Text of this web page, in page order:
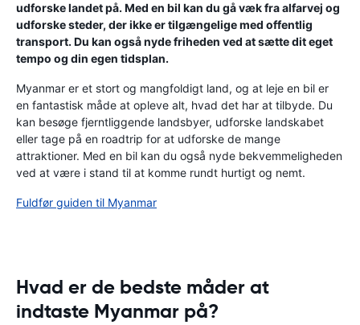
udforske landet på. Med en bil kan du gå væk fra alfarvej og
udforske steder, der ikke er tilgængelige med offentlig
transport. Du kan også nyde friheden ved at sætte dit eget
tempo og din egen tidsplan.
Myanmar er et stort og mangfoldigt land, og at leje en bil er
en fantastisk måde at opleve alt, hvad det har at tilbyde. Du
kan besøge fjerntliggende landsbyer, udforske landskabet
eller tage på en roadtrip for at udforske de mange
attraktioner. Med en bil kan du også nyde bekvemmeligheden
ved at være i stand til at komme rundt hurtigt og nemt.
Fuldfør guiden til Myanmar
Hvad er de bedste måder at
indtaste Myanmar på?